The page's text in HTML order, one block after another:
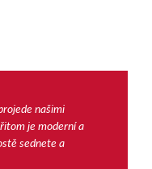
našimi
je moderní a
sednete a